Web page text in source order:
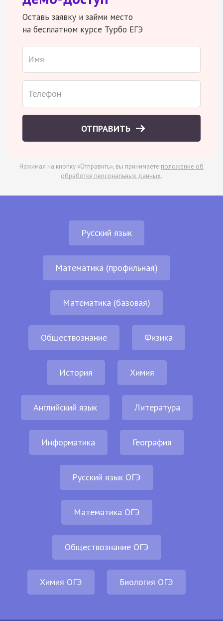
Оставь заявку и займи место
на бесплатном курсе Турбо ЕГЭ
ОТПРАВИТЬ
Нажимая на кнопку «Отправить», вы принимаете положение об
обработке персональных данных.
Русский язык
Математика (профильная)
Математика (базовая)
Обществознание Физика
История Химия
Английский язык Литература
Информатика География
Русский язык ОГЭ
Математика ОГЭ
Обществознание ОГЭ
Химия ОГЭ Биология ОГЭ